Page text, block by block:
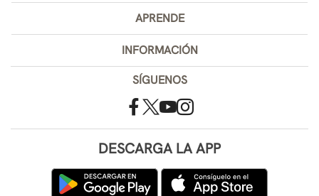
APRENDE
INFORMACIÓN
SÍGUENOS
DESCARGA LA APP